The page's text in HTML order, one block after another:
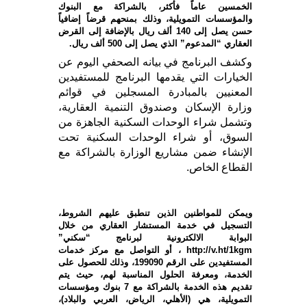
الخمسين عاماً فأكثر، بالشراكة مع البنوك
والمؤسسات التمويلية، وذلك بمنحهم قرضاً إضافياً
حسن يصل إلى 140 ألف ريال بالإضافة إلى القرض
العقاري “المدعوم” الذي يصل إلى 500 ألف ريال.
وكشف البرنامج في بيانه الصحفي اليوم عن
الخيارات التي يقدمها البرنامج للمستفيدين
المعنيين بالمبادرة المسجلين في قوائم
وزارة الإسكان وصندوق التنمية العقارية،
وتشمل شراء الوحدات السكنية الجاهزة من
السوق، أو شراء الوحدات السكنية تحت
الإنشاء ضمن مشاريع الوزارة بالشراكة مع
القطاع الخاص.
ويمكن للمواطنين الذين تنطبق عليهم الشروط،
التسجيل في خدمة المستشار العقاري من خلال
البوابة الالكترونية لبرنامج “سكني”
http://v.ht/1kgm ، أو التواصل مع مركز خدمات
المستفيدين على الرقم 199090، وذلك للحصول على
الخدمة، ومعرفة الحلول المناسبة لهم، حيث يتم
تقديم هذه الخدمة بالشراكة مع 7 بنوك ومؤسسات
التمويلية، هي (الأهلي، الرياض، العربي والبلاد)،